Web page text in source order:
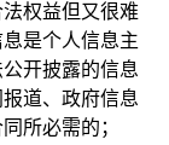
权益但又很难
是个人信息主
开披露的信息
道、政府信息
所必需的；